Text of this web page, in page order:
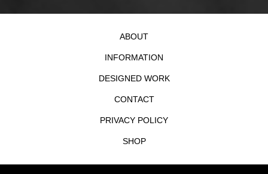
ABOUT
INFORMATION
DESIGNED WORK
CONTACT
PRIVACY POLICY
SHOP